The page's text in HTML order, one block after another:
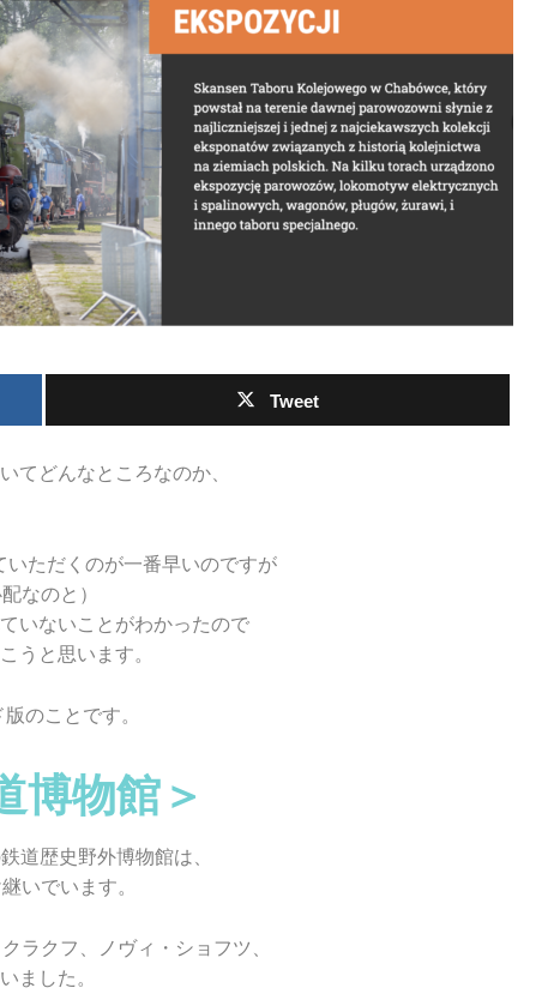
Tweet
てどんなところなのか、
いただくのが一番早いのですが
なのと）
いないことがわかったので
うと思います。
のことです。
博物館＞
道歴史野外博物館は、
いでいます。
ラクフ、ノヴィ・ショフツ、
ました。